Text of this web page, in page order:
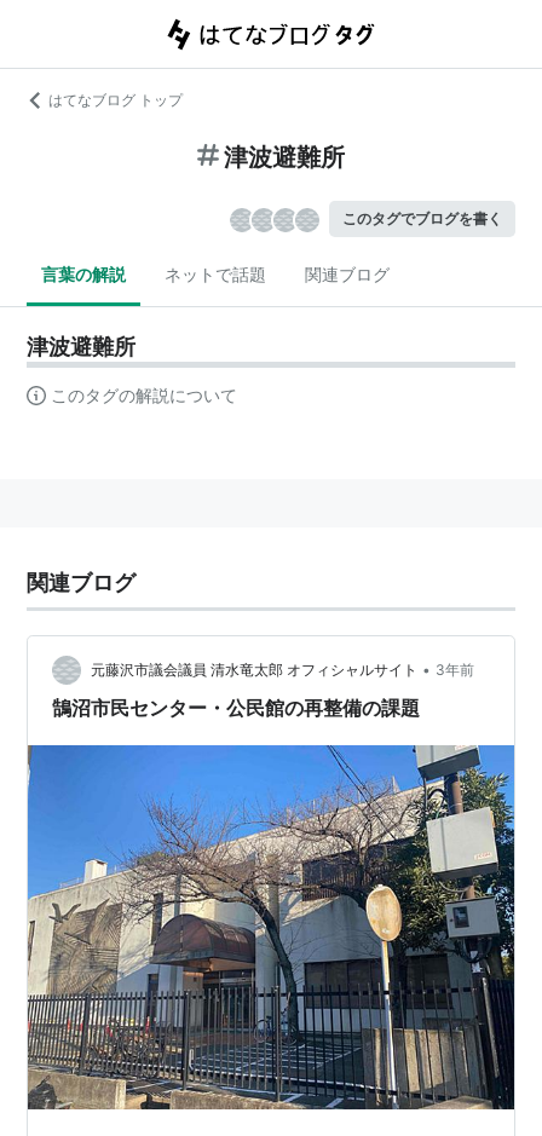
はてなブログ トップ
津波避難所
このタグでブログを書く
言葉の解説 ネットで話題 関連ブログ
津波避難所
このタグの解説について
関連ブログ
元藤沢市議会議員 清水竜太郎 オフィシャルサイト • 3年前
鵠沼市民センター・公民館の再整備の課題